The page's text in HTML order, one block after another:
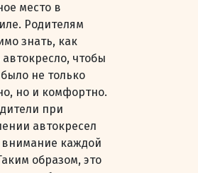
место в
Родителям
знать, как
чтобы
не только
но и комфортно.
при
автокресел
каждой
образом, это